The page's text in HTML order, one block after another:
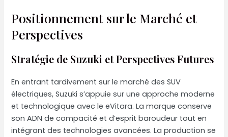
Positionnement sur le Marché et
Perspectives
Stratégie de Suzuki et Perspectives Futures
En entrant tardivement sur le marché des SUV
électriques, Suzuki s’appuie sur une approche moderne
et technologique avec le eVitara. La marque conserve
son ADN de compacité et d’esprit baroudeur tout en
intégrant des technologies avancées. La production se